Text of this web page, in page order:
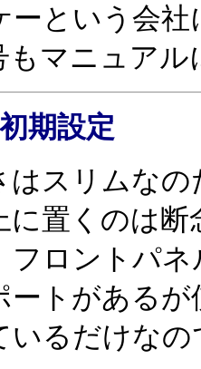
ーという会
もマニュア
期設定
スリムなの
に置くのは
フロントパ
ートがある
いるだけな